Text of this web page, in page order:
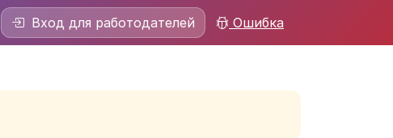
Вход для работодателей Ошибка